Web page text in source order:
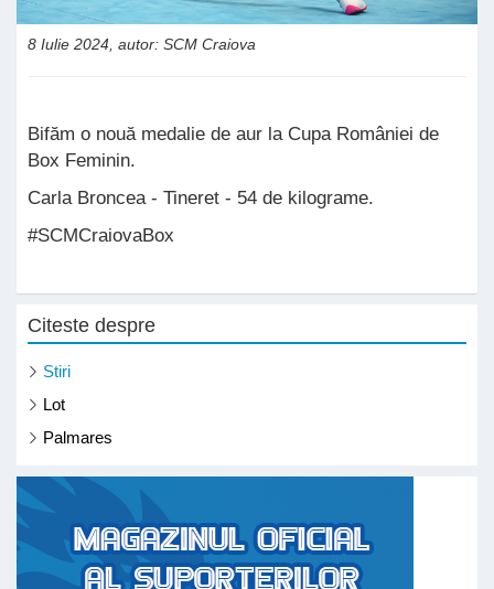
8 Iulie 2024, autor: SCM Craiova
Bifăm o nouă medalie de aur la Cupa României de
Box Feminin.
Carla Broncea - Tineret - 54 de kilograme.
#SCMCraiovaBox
Citeste despre
Stiri
Lot
Palmares